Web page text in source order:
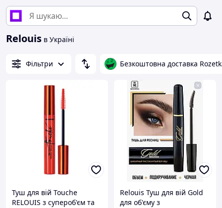
Relouis в Україні
Фільтри Безкоштовна доставка
Туш для вій Touchе
RELOUIS з супероб'єм та
Relouis Туш для вій Gold
для об'єму з